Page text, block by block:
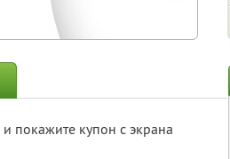
и покажите купон с экрана